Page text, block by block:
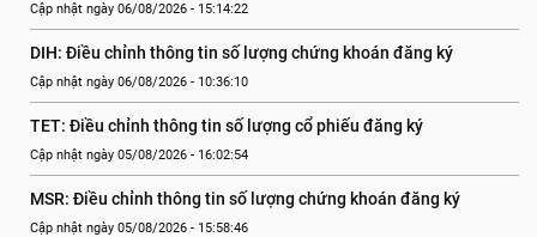
Cập nhật ngày 06/08/2026 - 15:14:22
DIH: Điều chỉnh thông tin số lượng chứng khoán đăng ký
Cập nhật ngày 06/08/2026 - 10:36:10
TET: Điều chỉnh thông tin số lượng cổ phiếu đăng ký
Cập nhật ngày 05/08/2026 - 16:02:54
MSR: Điều chỉnh thông tin số lượng chứng khoán đăng ký
Cập nhật ngày 05/08/2026 - 15:58:46